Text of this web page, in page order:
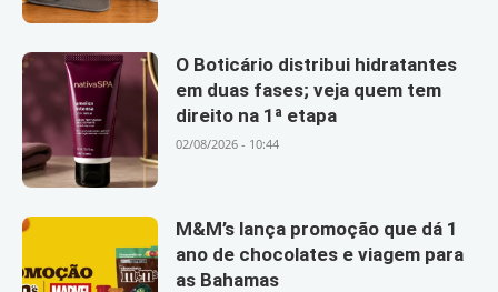
O Boticário distribui hidratantes
em duas fases; veja quem tem
direito na 1ª etapa
02/08/2026 - 10:44
M&M’s lança promoção que dá 1
ano de chocolates e viagem para
as Bahamas